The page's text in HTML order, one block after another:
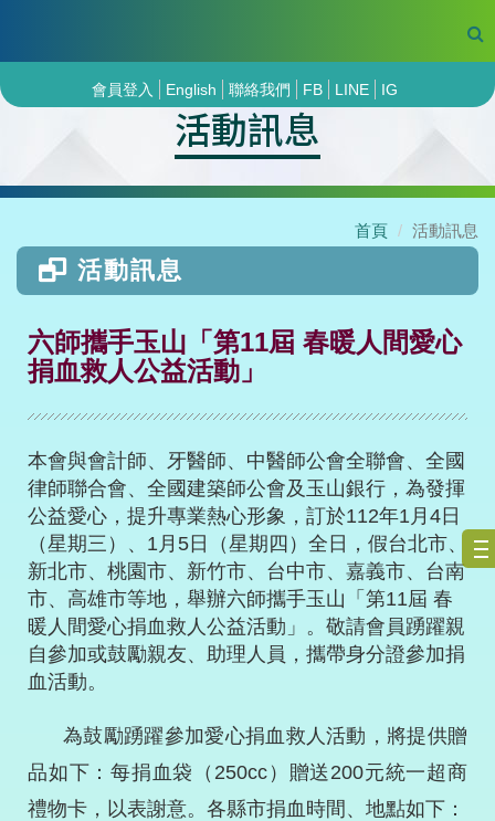
會員登入 English 聯絡我們 FB LINE IG
活動訊息
首頁 活動訊息
活動訊息
六師攜手玉山「第11屆 春暖人間愛心
捐血救人公益活動」
本會與會計師、牙醫師、中醫師公會全聯會、全國
律師聯合會、全國建築師公會及玉山銀行，為發揮
公益愛心，提升專業熱心形象，訂於112年1月4日
（星期三）、1月5日（星期四）全日，假台北市、
新北市、桃園市、新竹市、台中市、嘉義市、台南
市、高雄市等地，舉辦六師攜手玉山「第11屆 春
暖人間愛心捐血救人公益活動」。敬請會員踴躍親
自參加或鼓勵親友、助理人員，攜帶身分證參加捐
血活動。
為鼓勵踴躍參加愛心捐血救人活動，將提供贈
品如下：每捐血袋（250cc）贈送200元統一超商
禮物卡，以表謝意。各縣市捐血時間、地點如下：